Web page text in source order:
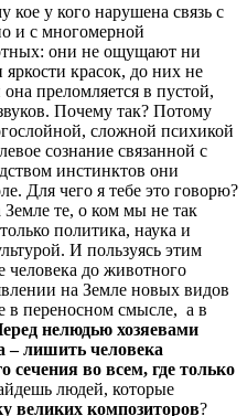
у кого нарушена связь с
и с многомерной
они не ощущают ни
красок, до них не
преломляется в пустой,
Почему так? Потому
сложной психикой
сознание связанной с
инстинктов они
Для чего я тебе это говорю?
те, о ком мы не так
политика, наука и
И пользуясь этим
человека до животного
на Земле новых видов
в переносном смысле, а в
нелюдью хозяевами
– лишить человека
сечения во всем, где только
людей, которые
великих композиторов?